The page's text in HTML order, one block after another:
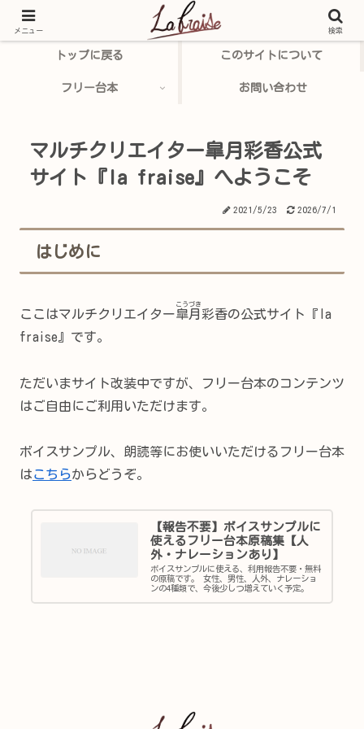
トップに戻る このサイトについて
フリー台本 お問い合わせ
マルチクリエイター皐月彩香公式
サイト『la fraise』へようこそ
2021/5/23 2026/7/1
はじめに
ここはマルチクリエイター皐月
こうづき
彩香の公式サイト『la
fraise』です。
ただいまサイト改装中ですが、フリー台本のコンテンツ
はご自由にご利用いただけます。
ボイスサンプル、朗読等にお使いいただけるフリー台本
はこちらからどうぞ。
【報告不要】ボイスサンプルに
使えるフリー台本原稿集【人
外・ナレーションあり】
ボイスサンプルに使える、利用報告不要・無料
の原稿です。 女性、男性、人外、ナレーショ
ンの4種類で、今後少しつ増えていく予定。
メニュー 検索